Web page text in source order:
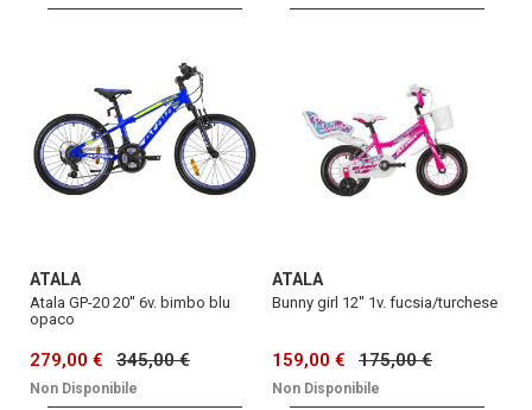
ATALA
Atala GP-20 20'' 6v. bimbo blu
opaco
279,00 € 345,00 €
Non Disponibile
ATALA
Bunny girl 12'' 1v. fucsia/turchese
159,00 € 175,00 €
Non Disponibile